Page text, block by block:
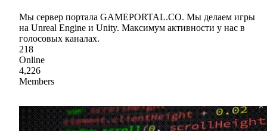
Мы сервер портала GAMEPORTAL.CO. Мы делаем игры
на Unreal Engine и Unity. Максимум активности у нас в
голосовых каналах.
218
Online
4,226
Members